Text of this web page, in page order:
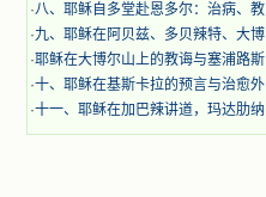
·八、耶稣自多堂赴恩多尔：治病、教
·九、耶稣在阿贝兹、多贝辣特、大博
·耶稣在大博尔山上的教诲与塞浦路斯
·十、耶稣在基斯卡拉的预言与治愈外
·十一、耶稣在加巴辣讲道，玛达肋纳